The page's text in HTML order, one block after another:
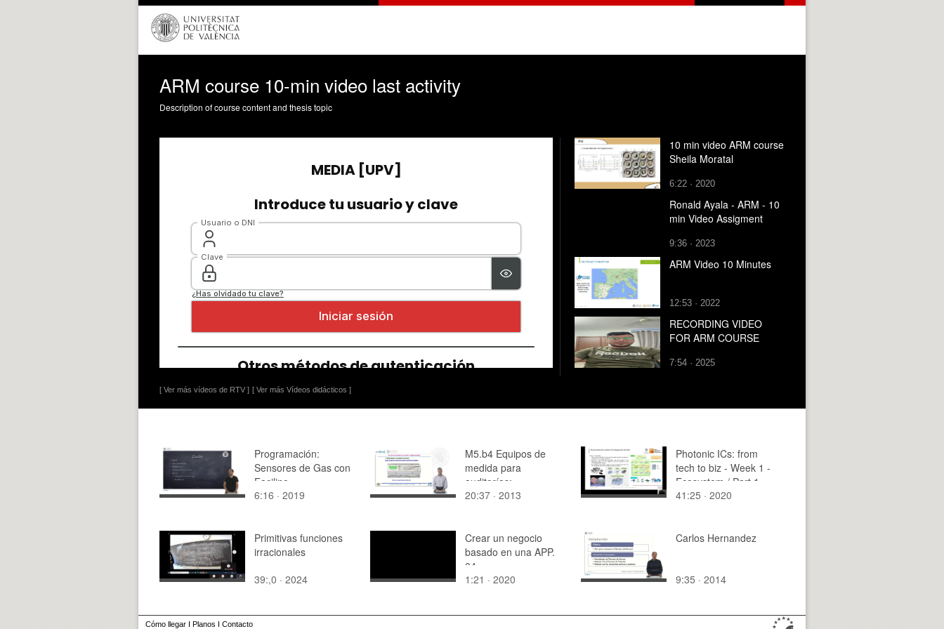
ARM course 10-min video last activity
Description of course content and thesis topic
[ Ver más vídeos de RTV ] [ Ver más Vídeos didácticos ]
10 min video ARM course
Sheila Moratal
6:22 · 2020
Ronald Ayala - ARM - 10
min Video Assigment
9:36 · 2023
ARM Video 10 Minutes
12:53 · 2022
RECORDING VIDEO
FOR ARM COURSE
7:54 · 2025
Programación:
Sensores de Gas con
Facilino
6:16 · 2019
M5.b4 Equipos de
medida para
auditorías:
modelizador
20:37 · 2013
Photonic ICs: from
tech to biz - Week 1 -
Ecosystem / Part 1
41:25 · 2020
Primitivas funciones
irracionales
39:,0 · 2024
Crear un negocio
basado en una APP.
04
1:21 · 2020
Carlos Hernandez
9:35 · 2014
Cómo llegar I Planos I Contacto